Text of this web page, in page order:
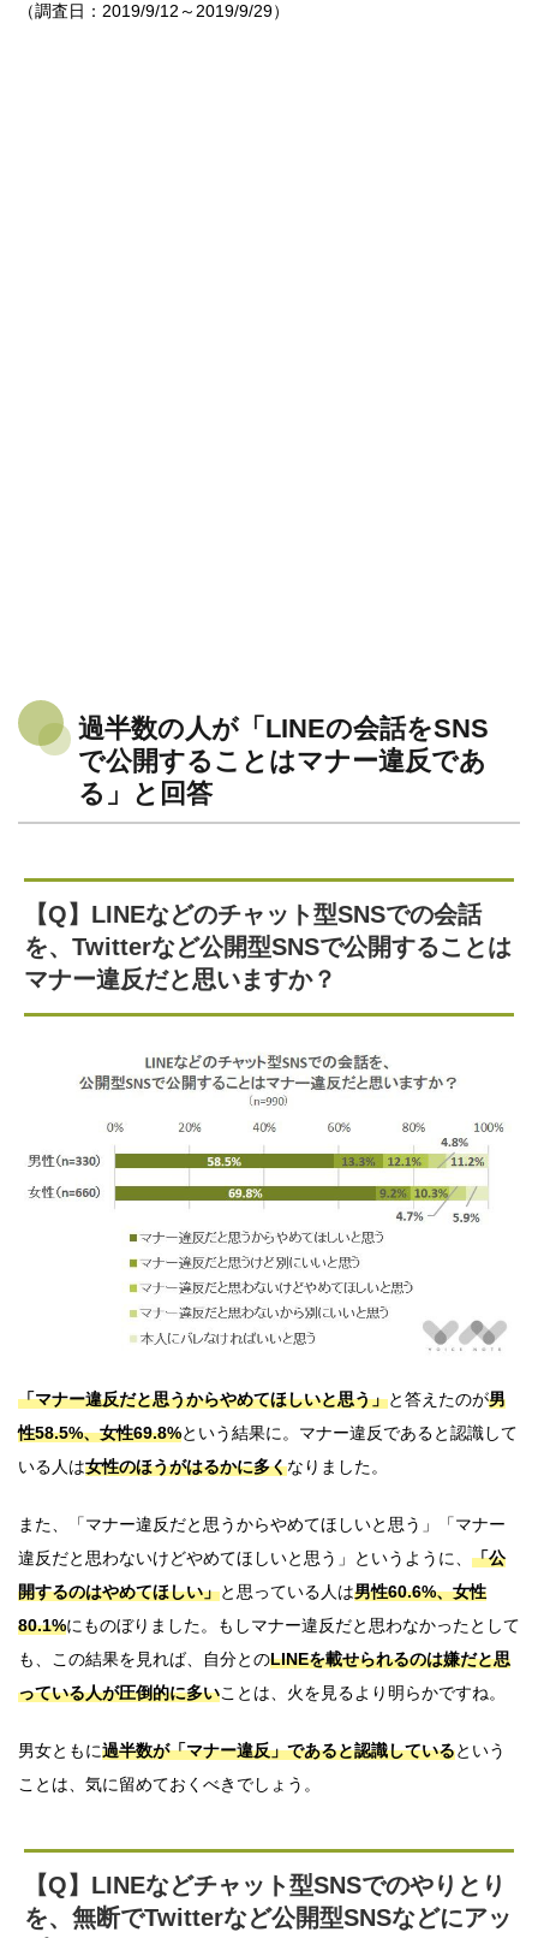
（調査日：2019/9/12～2019/9/29）
過半数の人が「LINEの会話をSNS
で公開することはマナー違反であ
る」と回答
【Q】LINEなどのチャット型SNSでの会話
を、Twitterなど公開型SNSで公開することは
マナー違反だと思いますか？
「マナー違反だと思うからやめてほしいと思う」と答えたのが男
性58.5%、女性69.8%という結果に。マナー違反であると認識して
いる人は女性のほうがはるかに多くなりました。
また、「マナー違反だと思うからやめてほしいと思う」「マナー
違反だと思わないけどやめてほしいと思う」というように、 「公
開するのはやめてほしい」と思っている人は男性60.6%、女性
80.1%にものぼりました。もしマナー違反だと思わなかったとして
も、この結果を見れば、自分とのLINEを載せられるのは嫌だと思
っている人が圧倒的に多いことは、火を見るより明らかですね。
男女ともに過半数が「マナー違反」であると認識しているという
ことは、気に留めておくべきでしょう。
【Q】LINEなどチャット型SNSでのやりとり
を、無断でTwitterなど公開型SNSなどにアッ